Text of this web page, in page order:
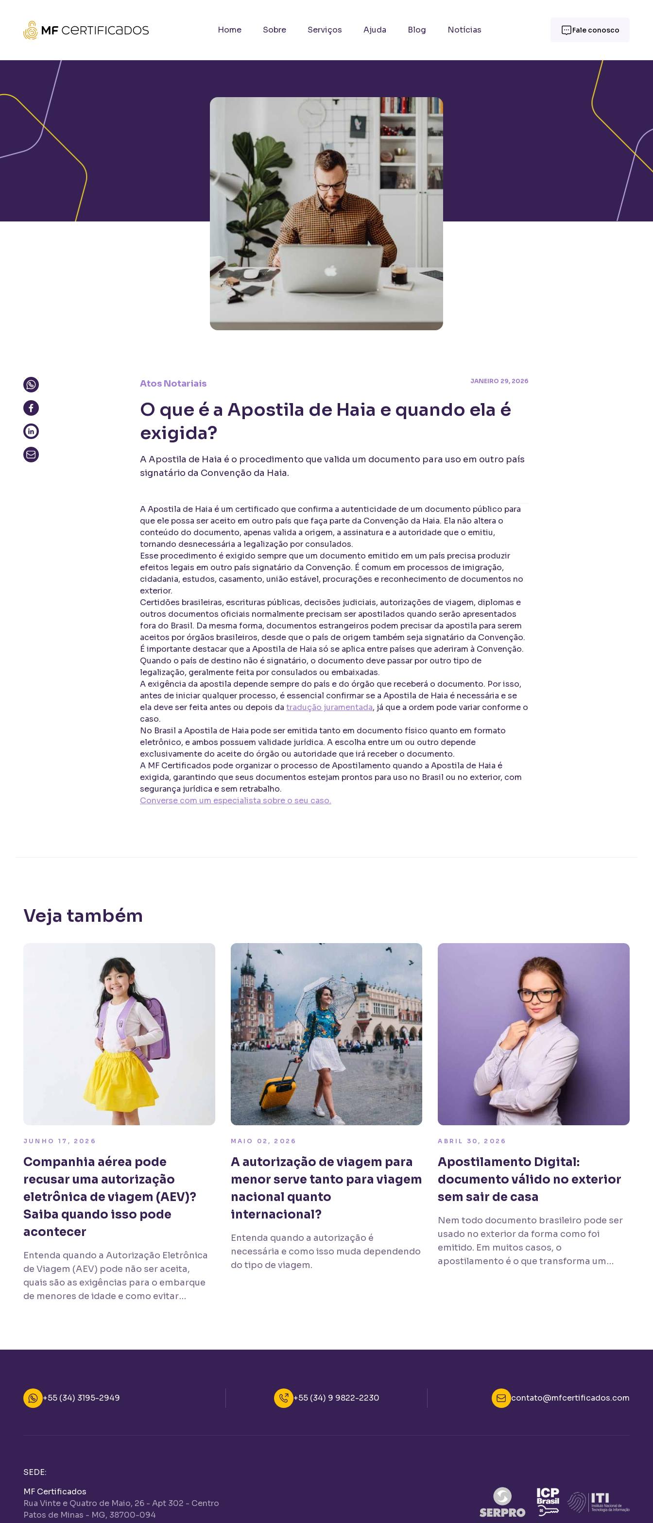
Home Sobre Serviços Ajuda Blog Notícias Fale conosco
Atos Notariais JANEIRO 29, 2026
O que é a Apostila de Haia e quando ela é
exigida?
A Apostila de Haia é o procedimento que valida um documento para uso em outro país
signatário da Convenção da Haia.
A Apostila de Haia é um certificado que confirma a autenticidade de um documento público para
que ele possa ser aceito em outro país que faça parte da Convenção da Haia. Ela não altera o
conteúdo do documento, apenas valida a origem, a assinatura e a autoridade que o emitiu,
tornando desnecessária a legalização por consulados.
Esse procedimento é exigido sempre que um documento emitido em um país precisa produzir
efeitos legais em outro país signatário da Convenção. É comum em processos de imigração,
cidadania, estudos, casamento, união estável, procurações e reconhecimento de documentos no
exterior.
Certidões brasileiras, escrituras públicas, decisões judiciais, autorizações de viagem, diplomas e
outros documentos oficiais normalmente precisam ser apostilados quando serão apresentados
fora do Brasil. Da mesma forma, documentos estrangeiros podem precisar da apostila para serem
aceitos por órgãos brasileiros, desde que o país de origem também seja signatário da Convenção.
É importante destacar que a Apostila de Haia só se aplica entre países que aderiram à Convenção.
Quando o país de destino não é signatário, o documento deve passar por outro tipo de
legalização, geralmente feita por consulados ou embaixadas.
A exigência da apostila depende sempre do país e do órgão que receberá o documento. Por isso,
antes de iniciar qualquer processo, é essencial confirmar se a Apostila de Haia é necessária e se
ela deve ser feita antes ou depois da tradução juramentada, já que a ordem pode variar conforme o
caso.
No Brasil a Apostila de Haia pode ser emitida tanto em documento físico quanto em formato
eletrônico, e ambos possuem validade jurídica. A escolha entre um ou outro depende
exclusivamente do aceite do órgão ou autoridade que irá receber o documento.
A MF Certificados pode organizar o processo de Apostilamento quando a Apostila de Haia é
exigida, garantindo que seus documentos estejam prontos para uso no Brasil ou no exterior, com
segurança jurídica e sem retrabalho.
Converse com um especialista sobre o seu caso.
Veja também
JUNHO 17, 2026
Companhia aérea pode
recusar uma autorização
eletrônica de viagem (AEV)?
Saiba quando isso pode
acontecer
Entenda quando a Autorização Eletrônica
de Viagem (AEV) pode não ser aceita,
quais são as exigências para o embarque
de menores de idade e como evitar
MAIO 02, 2026
A autorização de viagem para
menor serve tanto para viagem
nacional quanto
internacional?
Entenda quando a autorização é
necessária e como isso muda dependendo
do tipo de viagem.
ABRIL 30, 2026
Apostilamento Digital:
documento válido no exterior
sem sair de casa
Nem todo documento brasileiro pode ser
usado no exterior da forma como foi
emitido. Em muitos casos, o
apostilamento é o que transforma um
+55 (34) 3195-2949 +55 (34) 9 9822-2230 contato@mfcertificados.com
SEDE:
MF Certificados
Rua Vinte e Quatro de Maio, 26 - Apt 302 - Centro
Patos de Minas - MG, 38700-094